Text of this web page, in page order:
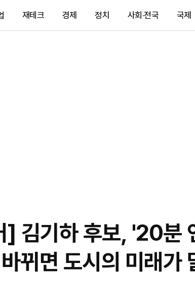
재테크 경제 정치 사회·전국 국제
김기하 후보, '20분
뀌면 도시의 미래가